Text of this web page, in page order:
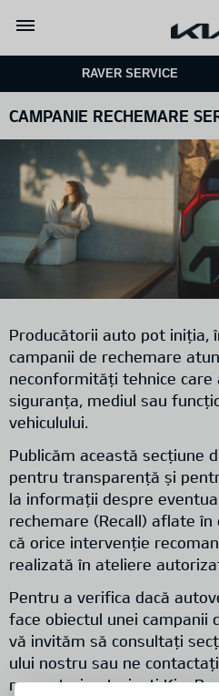
RAVER SERVICE
CAMPANIE RECHEMARE
Producătorii auto pot iniția,
campanii de rechemare
neconformități tehnice care
siguranța, mediul sau
vehiculului.
Publicăm această secțiune
pentru transparență și
la informații despre
rechemare (Recall) aflate
că orice intervenție
realizată în ateliere
Pentru a verifica dacă
face obiectul unei campanii
vă invităm să consultați
ului nostru sau ne
reparatori autorizați Kia.